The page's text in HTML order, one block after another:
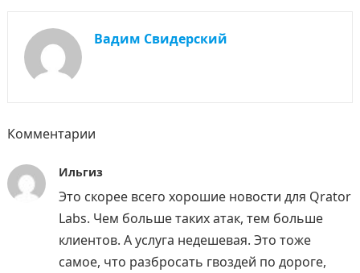
Вадим Свидерский
Комментарии
Ильгиз
Это скорее всего хорошие новости для Qrator
Labs. Чем больше таких атак, тем больше
клиентов. А услуга недешевая. Это тоже
самое, что разбросать гвоздей по дороге,